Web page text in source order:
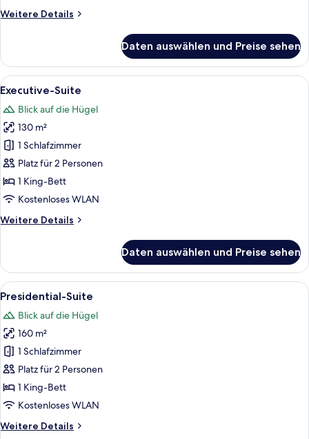
Hügelblick
Weitere Details
Weitere
Zimmer,
1 King-
Bett,
Hügelblick
Daten auswählen und Preise sehen
Alle
Fotos
für
Executive-
Suite
anzeigen
Ein Hotelzimmer mit Bett,
5
Executive-Suite
Blick auf die Hügel
130 m²
1 Schlafzimmer
Platz für 2 Personen
1 King-Bett
Kostenloses WLAN
Weitere Details
Weitere
Suite
Daten auswählen und Preise sehen
Alle
Fotos
für
Presidential-
Suite
anzeigen
Ein großzügiger Wohnbereich mit
5
Presidential-Suite
Blick auf die Hügel
160 m²
1 Schlafzimmer
Platz für 2 Personen
1 King-Bett
Kostenloses WLAN
Weitere Details
Weitere